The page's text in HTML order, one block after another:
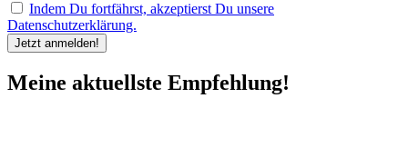
Indem Du fortfährst, akzeptierst Du unsere
Datenschutzerklärung.
Meine aktuellste Empfehlung!